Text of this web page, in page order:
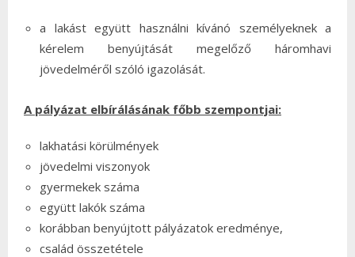
a lakást együtt használni kívánó személyeknek a
kérelem benyújtását megelőző háromhavi
jövedelméről szóló igazolását.
A pályázat elbírálásának főbb szempontjai:
lakhatási körülmények
jövedelmi viszonyok
gyermekek száma
együtt lakók száma
korábban benyújtott pályázatok eredménye,
család összetétele